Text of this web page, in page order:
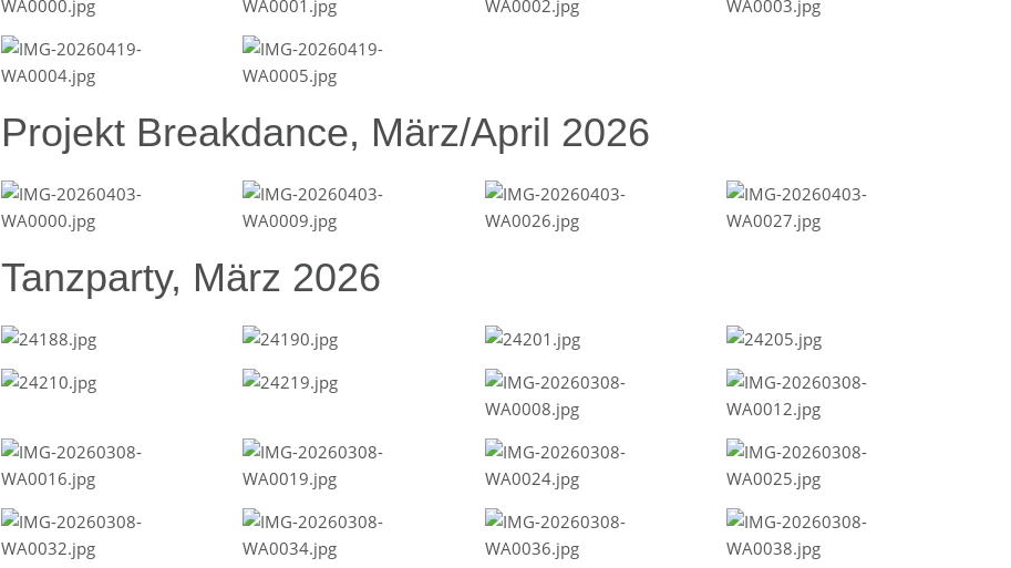
Projekt Breakdance, März/April 2026
Tanzparty, März 2026